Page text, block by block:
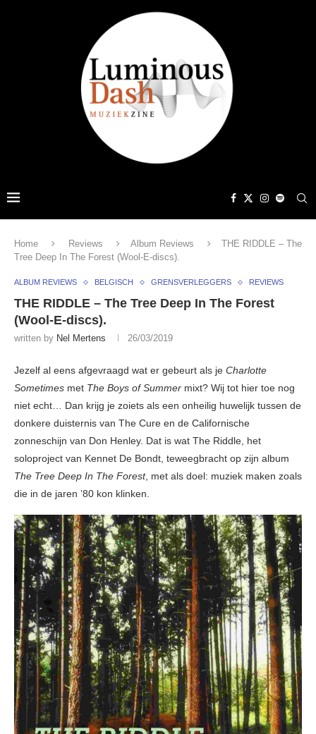
Home Reviews Album Reviews
THE RIDDLE – The
Tree Deep In The Forest (Wool-E-discs).
ALBUM REVIEWS BELGISCH GRENSVERLEGGERS REVIEWS
THE RIDDLE – The Tree Deep In The Forest
(Wool-E-discs).
written by Nel Mertens 26/03/2019
Jezelf al eens afgevraagd wat er gebeurt als je Charlotte
Sometimes met The Boys of Summer mixt? Wij tot hier toe nog
niet echt… Dan krijg je zoiets als een onheilig huwelijk tussen de
donkere duisternis van The Cure en de Californische
zonneschijn van Don Henley. Dat is wat The Riddle, het
soloproject van Kennet De Bondt, teweegbracht op zijn album
The Tree Deep In The Forest, met als doel: muziek maken zoals
die in de jaren ’80 kon klinken.